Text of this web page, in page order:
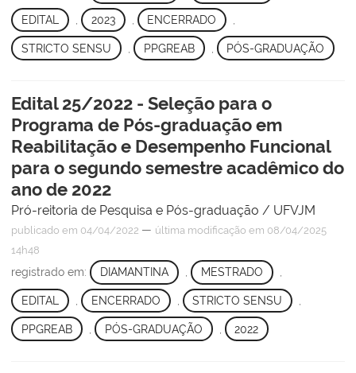
EDITAL 2023 ENCERRADO
STRICTO SENSU PPGREAB PÓS-GRADUAÇÃO
Edital 25/2022 - Seleção para o
Programa de Pós-graduação em
Reabilitação e Desempenho Funcional
para o segundo semestre acadêmico do
ano de 2022
Pró-reitoria de Pesquisa e Pós-graduação / UFVJM
publicado em 04/04/2022 — última modificação em 08/04/2025
14h48
registrado em: DIAMANTINA , MESTRADO ,
EDITAL ENCERRADO STRICTO SENSU
PPGREAB PÓS-GRADUAÇÃO 2022